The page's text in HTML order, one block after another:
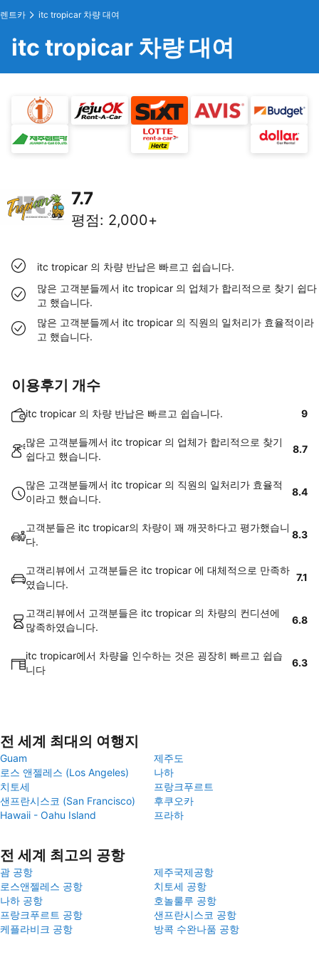
렌트카 itc tropicar 차량 대여
itc tropicar 차량 대여
7.7
평점: 2,000+
itc tropicar 의 차량 반납은 빠르고 쉽습니다.
많은 고객분들께서 itc tropicar 의 업체가 합리적으로 찾기 쉽다
고 했습니다.
많은 고객분들께서 itc tropicar 의 직원의 일처리가 효율적이라
고 했습니다.
이용후기 개수
itc tropicar 의 차량 반납은 빠르고 쉽습니다. 9
많은 고객분들께서 itc tropicar 의 업체가 합리적으로 찾기
쉽다고 했습니다.
8.7
많은 고객분들께서 itc tropicar 의 직원의 일처리가 효율적
이라고 했습니다.
8.4
고객분들은 itc tropicar의 차량이 꽤 깨끗하다고 평가했습니
다.
8.3
고객리뷰에서 고객분들은 itc tropicar 에 대체적으로 만족하
였습니다.
7.1
고객리뷰에서 고객분들은 itc tropicar 의 차량의 컨디션에
많족하였습니다.
6.8
itc tropicar에서 차량을 인수하는 것은 굉장히 빠르고 쉽습
니다
6.3
전 세계 최대의 여행지
Guam
제주도
로스 앤젤레스 (Los Angeles)
나하
치토세
프랑크푸르트
샌프란시스코 (San Francisco)
후쿠오카
Hawaii - Oahu Island
프라하
전 세계 최고의 공항
괌 공항
제주국제공항
로스앤젤레스 공항
치토세 공항
나하 공항
호놀룰루 공항
프랑크푸르트 공항
샌프란시스코 공항
케플라비크 공항
방콕 수완나품 공항